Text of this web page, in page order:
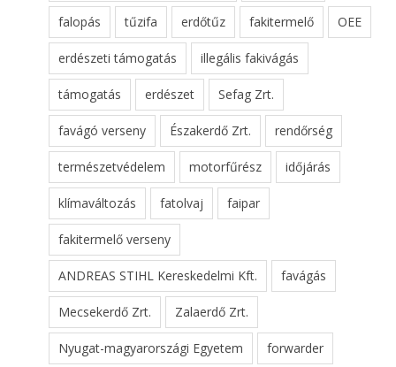
falopás tűzifa erdőtűz fakitermelő OEE
erdészeti támogatás illegális fakivágás
támogatás erdészet Sefag Zrt.
favágó verseny Északerdő Zrt. rendőrség
természetvédelem motorfűrész időjárás
klímaváltozás fatolvaj faipar
fakitermelő verseny
ANDREAS STIHL Kereskedelmi Kft. favágás
Mecsekerdő Zrt. Zalaerdő Zrt.
Nyugat-magyarországi Egyetem forwarder